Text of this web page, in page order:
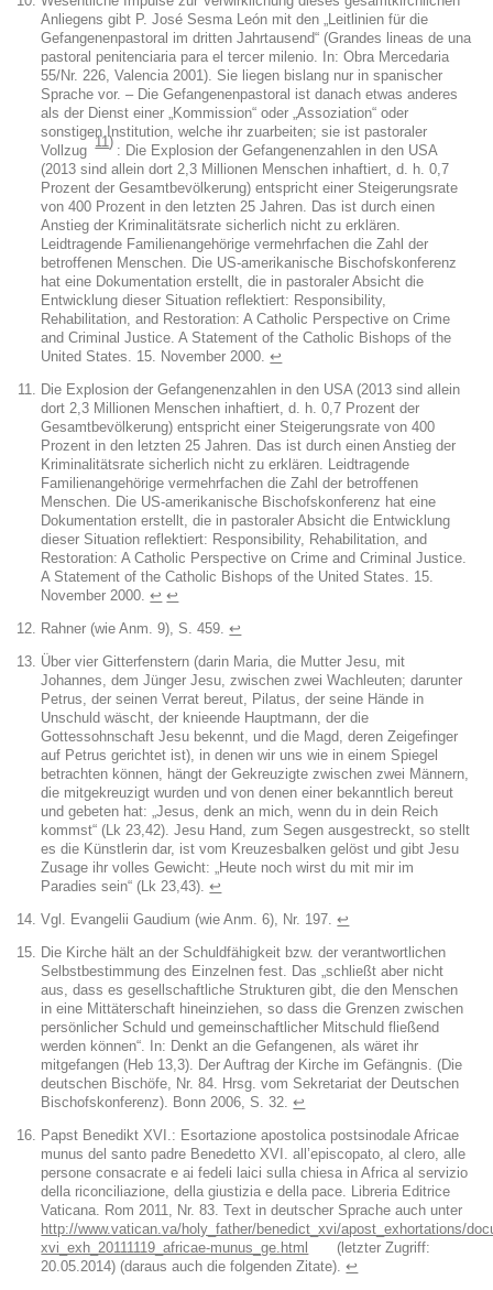
Anliegens gibt P. José Sesma León mit den „Leitlinien für die
Gefangenenpastoral im dritten Jahrtausend“ (Grandes lineas de una
pastoral penitenciaria para el tercer milenio. In: Obra Mercedaria
55/Nr. 226, Valencia 2001). Sie liegen bislang nur in spanischer
Sprache vor. – Die Gefangenenpastoral ist danach etwas anderes
als der Dienst einer „Kommission“ oder „Assoziation“ oder
sonstigen Institution, welche ihr zuarbeiten; sie ist pastoraler
Vollzug
11
: Die Explosion der Gefangenenzahlen in den USA
(2013 sind allein dort 2,3 Millionen Menschen inhaftiert, d. h. 0,7
Prozent der Gesamtbevölkerung) entspricht einer Steigerungsrate
von 400 Prozent in den letzten 25 Jahren. Das ist durch einen
Anstieg der Kriminalitätsrate sicherlich nicht zu erklären.
Leidtragende Familienangehörige vermehrfachen die Zahl der
betroffenen Menschen. Die US-amerikanische Bischofskonferenz
hat eine Dokumentation erstellt, die in pastoraler Absicht die
Entwicklung dieser Situation reflektiert: Responsibility,
Rehabilitation, and Restoration: A Catholic Perspective on Crime
and Criminal Justice. A Statement of the Catholic Bishops of the
United States. 15. November 2000.↩︎
Die Explosion der Gefangenenzahlen in den USA (2013 sind allein
dort 2,3 Millionen Menschen inhaftiert, d. h. 0,7 Prozent der
Gesamtbevölkerung) entspricht einer Steigerungsrate von 400
Prozent in den letzten 25 Jahren. Das ist durch einen Anstieg der
Kriminalitätsrate sicherlich nicht zu erklären. Leidtragende
Familienangehörige vermehrfachen die Zahl der betroffenen
Menschen. Die US-amerikanische Bischofskonferenz hat eine
Dokumentation erstellt, die in pastoraler Absicht die Entwicklung
dieser Situation reflektiert: Responsibility, Rehabilitation, and
Restoration: A Catholic Perspective on Crime and Criminal Justice.
A Statement of the Catholic Bishops of the United States. 15.
November 2000.↩︎ ↩︎
Rahner (wie Anm. 9), S. 459.↩︎
Über vier Gitterfenstern (darin Maria, die Mutter Jesu, mit
Johannes, dem Jünger Jesu, zwischen zwei Wachleuten; darunter
Petrus, der seinen Verrat bereut, Pilatus, der seine Hände in
Unschuld wäscht, der knieende Hauptmann, der die
Gottessohnschaft Jesu bekennt, und die Magd, deren Zeigefinger
auf Petrus gerichtet ist), in denen wir uns wie in einem Spiegel
betrachten können, hängt der Gekreuzigte zwischen zwei Männern,
die mitgekreuzigt wurden und von denen einer bekanntlich bereut
und gebeten hat: „Jesus, denk an mich, wenn du in dein Reich
kommst“ (Lk 23,42). Jesu Hand, zum Segen ausgestreckt, so stellt
es die Künstlerin dar, ist vom Kreuzesbalken gelöst und gibt Jesu
Zusage ihr volles Gewicht: „Heute noch wirst du mit mir im
Paradies sein“ (Lk 23,43).↩︎
Vgl. Evangelii Gaudium (wie Anm. 6), Nr. 197.↩︎
Die Kirche hält an der Schuldfähigkeit bzw. der verantwortlichen
Selbstbestimmung des Einzelnen fest. Das „schließt aber nicht
aus, dass es gesellschaftliche Strukturen gibt, die den Menschen
in eine Mittäterschaft hineinziehen, so dass die Grenzen zwischen
persönlicher Schuld und gemeinschaftlicher Mitschuld fließend
werden können“. In: Denkt an die Gefangenen, als wäret ihr
mitgefangen (Heb 13,3). Der Auftrag der Kirche im Gefängnis. (Die
deutschen Bischöfe, Nr. 84. Hrsg. vom Sekretariat der Deutschen
Bischofskonferenz). Bonn 2006, S. 32.↩︎
Papst Benedikt XVI.: Esortazione apostolica postsinodale Africae
munus del santo padre Benedetto XVI. all’episcopato, al clero, alle
persone consacrate e ai fedeli laici sulla chiesa in Africa al servizio
della riconciliazione, della giustizia e della pace. Libreria Editrice
Vaticana. Rom 2011, Nr. 83. Text in deutscher Sprache auch unter
http://www.vatican.va/holy_father/benedict_xvi/apost_exhortations/
xvi_exh_20111119_africae-munus_ge.html
(letzter Zugriff:
20.05.2014) (daraus auch die folgenden Zitate).↩︎